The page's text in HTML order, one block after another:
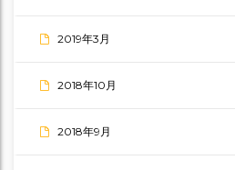
2019年3月
2018年10月
2018年9月